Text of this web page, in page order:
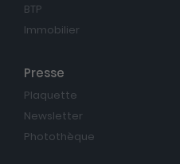
BTP
Immobilier
Presse
Plaquette
Newsletter
Photothèque